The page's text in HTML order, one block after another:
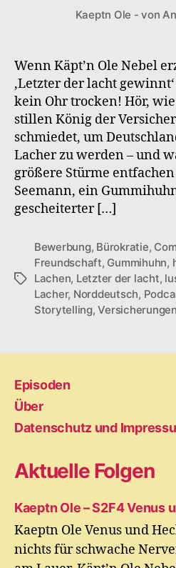
Kaeptn Ole - von
Wenn Käpt’n Ole Nebel
‚Letzter der lacht
kein Ohr trocken! Hör,
stillen König der
schmiedet, um
Lacher zu werden – und
größere Stürme
Seemann, ein
gescheiterter […]
Schlagwörter
Bewerbung, Bürokratie,
Freundschaft, Gummihuhn,
Lachen, Letzter der lacht,
Lacher, Norddeutsch,
Storytelling,Versicherungen
Episoden
Über
Datenschutz und
Aktuelle Folgen
Kaeptn Ole – S2F4 Venus
Kaeptn Ole Venus und
nichts für schwache